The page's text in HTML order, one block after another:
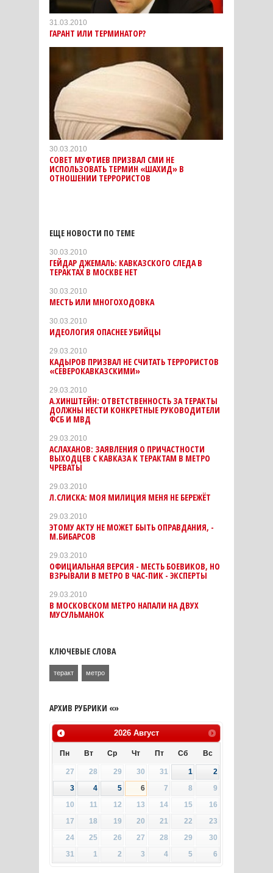
31.03.2010
ГАРАНТ ИЛИ ТЕРМИНАТОР?
30.03.2010
СОВЕТ МУФТИЕВ ПРИЗВАЛ СМИ НЕ
ИСПОЛЬЗОВАТЬ ТЕРМИН «ШАХИД» В
ОТНОШЕНИИ ТЕРРОРИСТОВ
ЕЩЕ НОВОСТИ ПО ТЕМЕ
30.03.2010
ГЕЙДАР ДЖЕМАЛЬ: КАВКАЗСКОГО СЛЕДА В
ТЕРАКТАХ В МОСКВЕ НЕТ
30.03.2010
МЕСТЬ ИЛИ МНОГОХОДОВКА
30.03.2010
ИДЕОЛОГИЯ ОПАСНЕЕ УБИЙЦЫ
29.03.2010
КАДЫРОВ ПРИЗВАЛ НЕ СЧИТАТЬ ТЕРРОРИСТОВ
«СЕВЕРОКАВКАЗСКИМИ»
29.03.2010
А.ХИНШТЕЙН: ОТВЕТСТВЕННОСТЬ ЗА ТЕРАКТЫ
ДОЛЖНЫ НЕСТИ КОНКРЕТНЫЕ РУКОВОДИТЕЛИ
ФСБ И МВД
29.03.2010
АСЛАХАНОВ: ЗАЯВЛЕНИЯ О ПРИЧАСТНОСТИ
ВЫХОДЦЕВ С КАВКАЗА К ТЕРАКТАМ В МЕТРО
ЧРЕВАТЫ
29.03.2010
Л.СЛИСКА: МОЯ МИЛИЦИЯ МЕНЯ НЕ БЕРЕЖЁТ
29.03.2010
ЭТОМУ АКТУ НЕ МОЖЕТ БЫТЬ ОПРАВДАНИЯ, -
М.БИБАРСОВ
29.03.2010
ОФИЦИАЛЬНАЯ ВЕРСИЯ - МЕСТЬ БОЕВИКОВ, НО
ВЗРЫВАЛИ В МЕТРО В ЧАС-ПИК - ЭКСПЕРТЫ
29.03.2010
В МОСКОВСКОМ МЕТРО НАПАЛИ НА ДВУХ
МУСУЛЬМАНОК
КЛЮЧЕВЫЕ СЛОВА
теракт метро
АРХИВ РУБРИКИ «»
2026 Август
Пн Вт Ср Чт Пт Сб Вс
27 28 29 30 31 1
2
3
4 5 6 7 8
9
10
11 12 13 14 15
16
17
18 19 20 21 22
23
24
25 26 27 28 29
30
31
1 2 3 4 5 6